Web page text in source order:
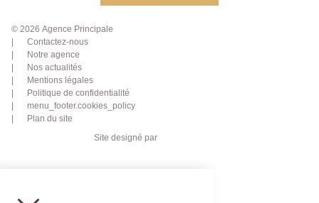
© 2026 Agence Principale
Contactez-nous
Notre agence
Nos actualités
Mentions légales
Politique de confidentialité
menu_footer.cookies_policy
Plan du site
Site designé par